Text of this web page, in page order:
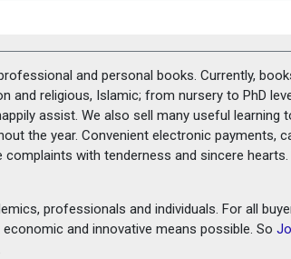
and personal books. Currently,
religious, Islamic; from nursery to PhD
assist. We also sell many useful learning
the year. Convenient electronic payments,
with tenderness and sincere hearts.
professionals and individuals. For all
and innovative means possible. So